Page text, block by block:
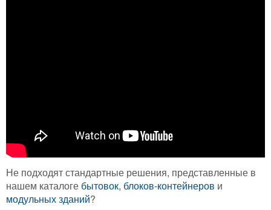
Не подходят стандартные решения, представленные в
нашем каталоге бытовок, блоков-контейнеров и
модульных зданий?